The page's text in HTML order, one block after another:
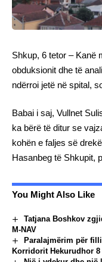
Shkup, 6 tetor – Kanë
obduksionit dhe të
ndërroi jetë në spital,
Babai i saj, Vullnet
ka bërë të ditur se
kohën e faljes së
Hasanbeg të Shkupit,
You Might Also Like
Tatjana Boshkov
M-NAV
Paralajmërim për
Korridorit Hekurudhor 8